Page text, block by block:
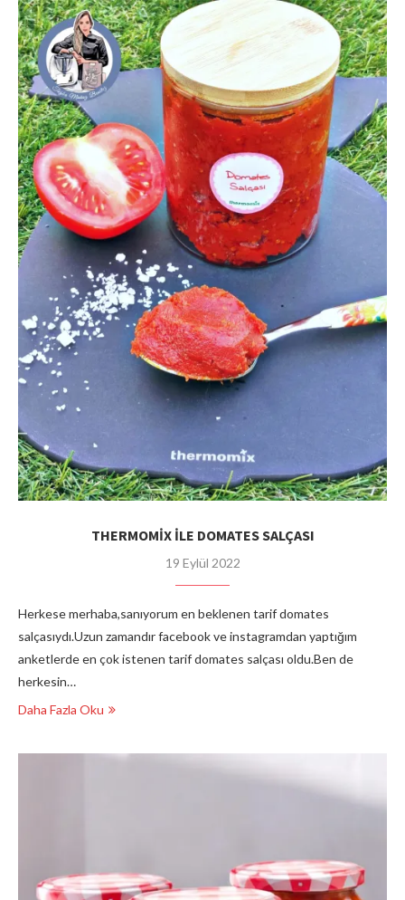
THERMOMİX İLE DOMATES SALÇASI
19 Eylül 2022
Herkese merhaba,sanıyorum en beklenen tarif domates
salçasıydı.Uzun zamandır facebook ve instagramdan yaptığım
anketlerde en çok istenen tarif domates salçası oldu.Ben de
herkesin…
Daha Fazla Oku